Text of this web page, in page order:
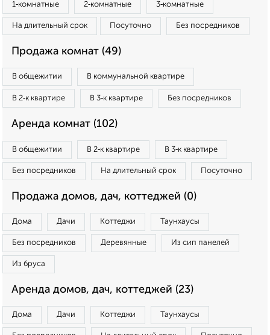
1‑комнатные 2‑комнатные 3‑комнатные
На длительный срок Посуточно Без посредников
Продажа комнат (49)
В общежитии В коммунальной квартире
В 2‑к квартире В 3‑к квартире Без посредников
Аренда комнат (102)
В общежитии В 2‑к квартире В 3‑к квартире
Без посредников На длительный срок Посуточно
Продажа домов, дач, коттеджей (0)
Дома Дачи Коттеджи Таунхаусы
Без посредников Деревянные Из сип панелей
Из бруса
Аренда домов, дач, коттеджей (23)
Дома Дачи Коттеджи Таунхаусы